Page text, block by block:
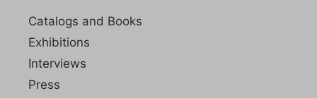
Catalogs and Books
Exhibitions
Interviews
Press